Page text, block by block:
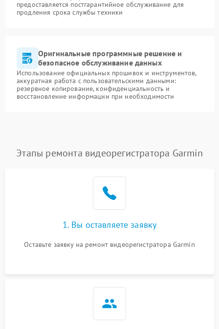
предоставляется постгарантийное обслуживание для
продления срока службы техники
Оригинальные программные решение и
безопасное обслуживание данных
Использование официальных прошивок и инструментов,
аккуратная работа с пользовательскими данными:
резервное копирование, конфиденциальность и
восстановление информации при необходимости
Этапы ремонта видеорегистратора Garmin
1. Вы оставляете заявку
Оставьте заявку на ремонт видеорегистратора Garmin